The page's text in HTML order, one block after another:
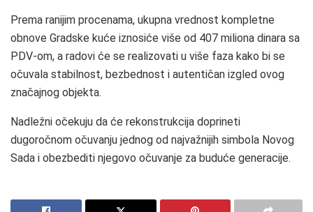
Prema ranijim procenama, ukupna vrednost kompletne
obnove Gradske kuće iznosiće više od 407 miliona dinara sa
PDV-om, a radovi će se realizovati u više faza kako bi se
očuvala stabilnost, bezbednost i autentičan izgled ovog
značajnog objekta.
Nadležni očekuju da će rekonstrukcija doprineti
dugoročnom očuvanju jednog od najvažnijih simbola Novog
Sada i obezbediti njegovo očuvanje za buduće generacije.